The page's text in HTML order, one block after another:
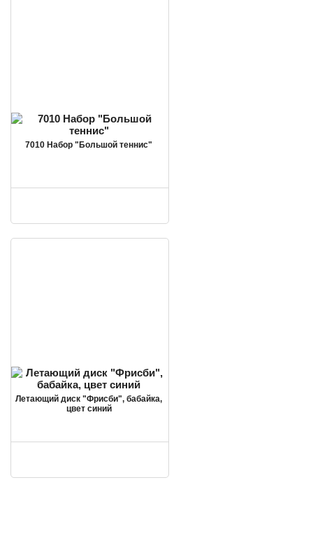
7010 Набор "Большой теннис"
Летающий диск "Фрисби", бабайка,
цвет синий